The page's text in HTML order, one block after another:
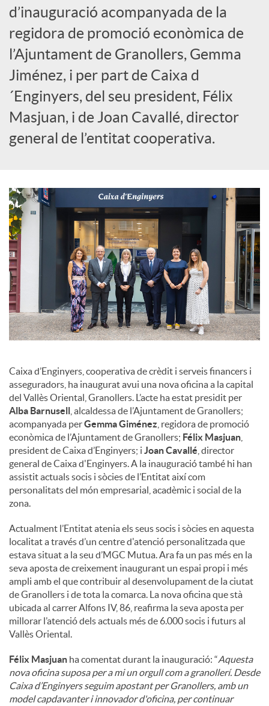
c
i
a
l
d’inauguració acompanyada de la
regidora de promoció econòmica de
l’Ajuntament de Granollers, Gemma
Jiménez, i per part de Caixa d
´Enginyers, del seu president, Félix
Masjuan, i de Joan Cavallé, director
general de l’entitat cooperativa.
Caixa d’Enginyers, cooperativa de crèdit i serveis financers i
asseguradors, ha inaugurat avui una nova oficina a la capital
del Vallès Oriental, Granollers. L’acte ha estat presidit per
Alba Barnusell
, alcaldessa de l’Ajuntament de Granollers;
acompanyada perGemma Giménez , regidora de promoció
econòmica de l’Ajuntament de Granollers; Félix Masjuan
president de Caixa d’Enginyers; i Joan Cavallé , director
general de Caixa d'Enginyers. A la inauguració també hi han
assistit actuals socis i sòcies de l’Entitat així com
personalitats del món empresarial, acadèmic i social de la
zona.
Actualment l’Entitat atenia els seus socis i sòcies en aquesta
localitat a través d’un centre d'atenció personalitzada que
estava situat a la seu d’MGC Mutua. Ara fa un pas més en la
seva aposta de creixement inaugurant un espai propi i més
ampli amb el que contribuir al desenvolupament de la ciutat
de Granollers i de tota la comarca. La nova oficina que stà
ubicada al carrer Alfons IV, 86, reafirma la seva aposta per
millorar l’atenció dels actuals més de 6.000 socis i futurs al
Vallès Oriental.
Félix Masjuan ha comentat durant la inauguració: “Aquesta
nova oficina suposa per a mi un orgull com a granollerí. Desde
Caixa d’Enginyers seguim apostant per Granollers, amb un
model capdavanter i innovador d'oficina, per continuar